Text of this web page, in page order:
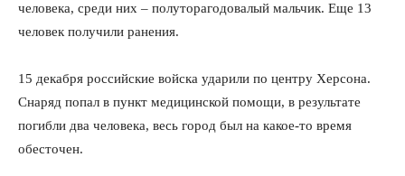
человека, среди них – полуторагодовалый мальчик. Еще 13
человек получили ранения.
15 декабря российские войска ударили по центру Херсона.
Снаряд попал в пункт медицинской помощи, в результате
погибли два человека, весь город был на какое-то время
обесточен.